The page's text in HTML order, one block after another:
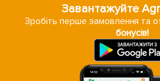
Завантажуйте
Зробіть перше замовлення та
бонусів!